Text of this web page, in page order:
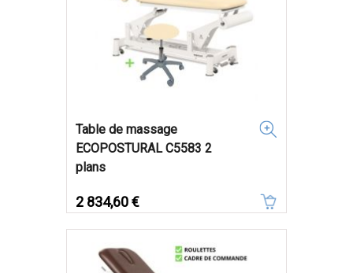
Table de massage
ECOPOSTURAL C5583 2
plans
Prix
2 834,60 €